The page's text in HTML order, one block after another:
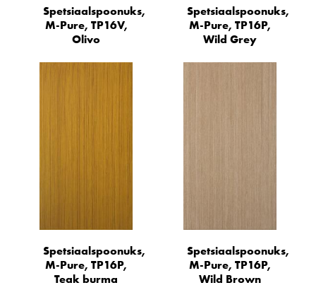
Spetsiaalspoonuks,
M-Pure, TP16V,
Olivo
Spetsiaalspoonuks,
M-Pure, TP16P,
Wild Grey
Spetsiaalspoonuks,
M-Pure, TP16P,
Teak burma
Spetsiaalspoonuks,
M-Pure, TP16P,
Wild Brown